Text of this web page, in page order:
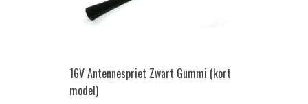
16V Antennespriet Zwart Gummi (kort
model)